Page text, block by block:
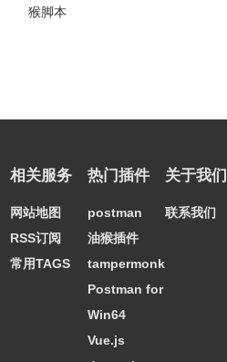
猴脚本
相关服务
网站地图
RSS订阅
常用TAGS
热门插件
postman
油猴插件
tampermonkey
Postman for
Win64
Vue.js
关于我们
联系我们